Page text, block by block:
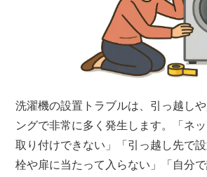
洗濯機の設置トラブルは、引っ越し
ングで非常に多く発生します。「ネ
取り付けできない」「引っ越し先で
栓や扉に当たって入らない」「自分